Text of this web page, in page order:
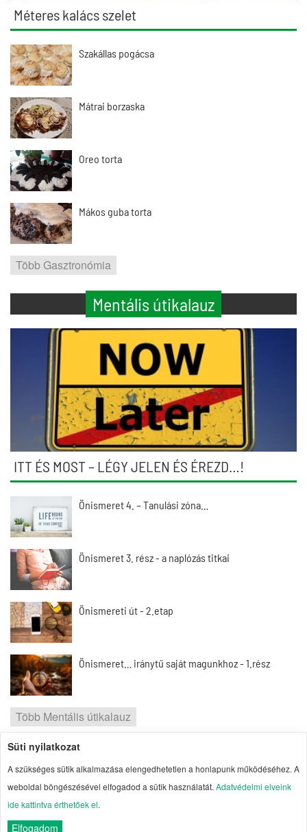
Méteres kalács szelet
Szakállas pogácsa
Mátrai borzaska
Oreo torta
Mákos guba torta
Több Gasztronómia
Mentális útikalauz
ITT ÉS MOST – LÉGY JELEN ÉS ÉREZD…!
Önismeret 4. – Tanulási zóna…
Önismeret 3. rész - a naplózás titkai
Önismereti út - 2.etap
Önismeret… iránytű saját magunkhoz - 1.rész
Több Mentális útikalauz
Szerzői jogok| Adatvédelmi elvek| Süti
kezelés
Süti nyilatkozat
A szükséges sütik alkalmazása elengedhetetlen a honlapunk működéséhez. A
weboldal böngészésével elfogadod a sütik használatát. Adatvédelmi elveink
ide kattintva érthetőek el.
Elfogadom